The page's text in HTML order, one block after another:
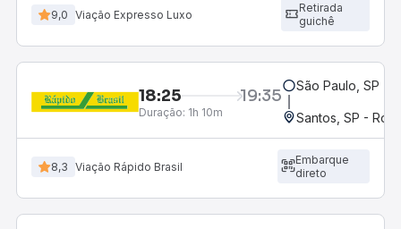
9,0 Viação Expresso Luxo
Retirada
guichê
18:25 19:35
Duração: 1h 10m
São Paulo, SP -
Santos, SP -
8,3 Viação Rápido Brasil
Embarque
direto